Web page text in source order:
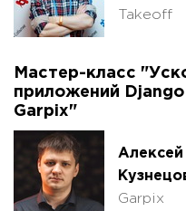
Takeoff
Мастер-класс
приложений
Garpix"
Алексей
Garpix